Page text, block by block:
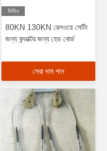
ভিডিও
80KN 130KN রেলওয়ে সেটিং
জন্য কন্ডাক্টর জন্য হেড বোর্ড
সেরা দাম পান